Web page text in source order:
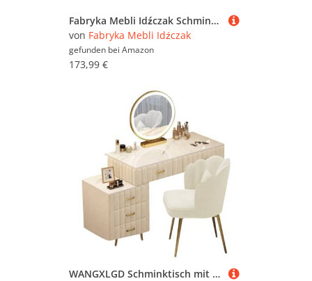
Fabryka Mebli Idźczak Schminktisch Kinder Kaschmir mit Zwei Schubladen, Olaf II - ideal für die Aufbewahrung von Kosmetika und Accessoires - Kinderzimmer - Kinderschminktisch - Griff Anthrazit
von Fabryka Mebli Idźczak
gefunden bei Amazon
173,99 €
WANGXLGD Schminktisch mit Spiegel und Beleuchtung, Schminkkommode mit Stuhl, Schminktisch mit verstellbarem Schrank für Schlafzimmer, Schminkraum (White,100cm/39.4in)